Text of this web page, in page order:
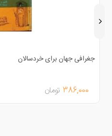
جهان برای خردسالان
386,000تومان